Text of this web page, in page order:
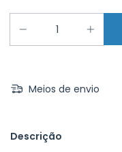
Meios de envio
Descrição